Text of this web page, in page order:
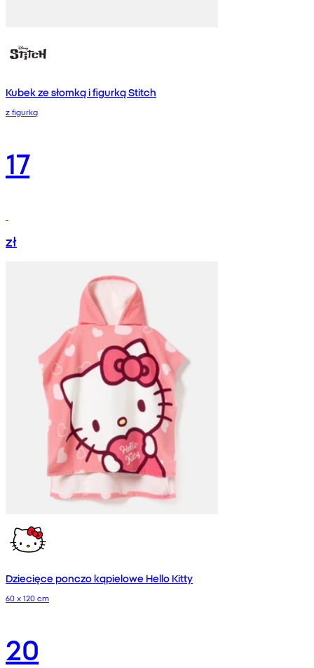
Kubek ze słomką i figurką Stitch
z figurką
17
zł
Dziecięce ponczo kąpielowe Hello Kitty
60 x 120 cm
20